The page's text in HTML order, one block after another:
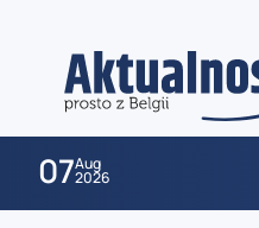
07Aug
2026